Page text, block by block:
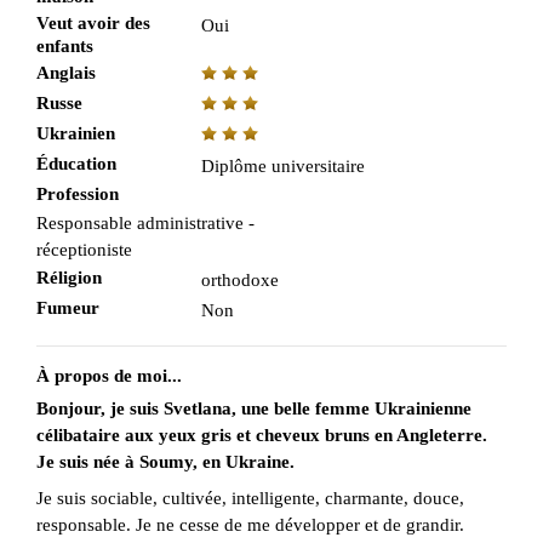
Veut avoir des
enfants
Oui
Anglais
Russe
Ukrainien
Éducation
Diplôme universitaire
Profession
Responsable administrative -
réceptioniste
Réligion
orthodoxe
Fumeur
Non
À propos de moi...
Bonjour, je suis Svetlana, une belle femme Ukrainienne
célibataire aux yeux gris et cheveux bruns en Angleterre.
Je suis née à Soumy, en Ukraine.
Je suis sociable, cultivée, intelligente, charmante, douce,
responsable. Je ne cesse de me développer et de grandir.